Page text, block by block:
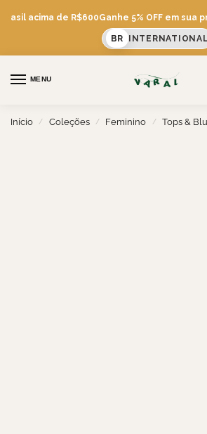
acima de R$600Ganhe 5% OFF em sua
BR INTERNATIONAL
MENU
Início / Coleções / Feminino / Tops &